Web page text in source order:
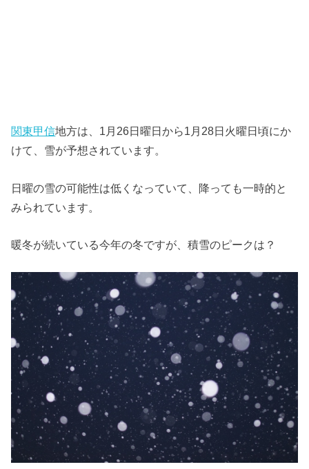
関東甲信地方は、1月26日曜日から1月28日火曜日頃にか
けて、雪が予想されています。
日曜の雪の可能性は低くなっていて、降っても一時的と
みられています。
暖冬が続いている今年の冬ですが、積雪のピークは？